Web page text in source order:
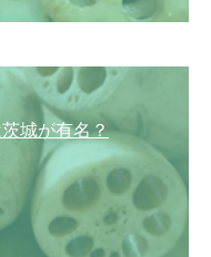
城が有名？